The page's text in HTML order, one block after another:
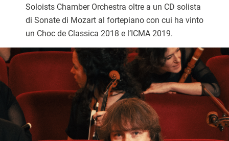
Soloists Chamber Orchestra oltre a un CD solista
di Sonate di Mozart al fortepiano con cui ha vinto
un Choc de Classica 2018 e l’ICMA 2019.